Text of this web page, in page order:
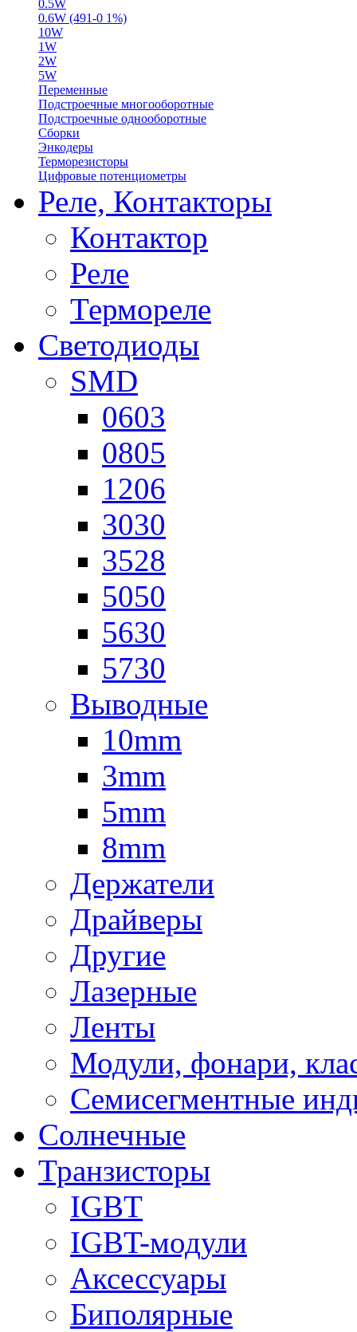
0.5W
0.6W (491-0 1%)
10W
1W
2W
5W
Переменные
Подстроечные многооборотные
Подстроечные однооборотные
Сборки
Энкодеры
Терморезисторы
Цифровые потенциометры
Реле, Контакторы
Контактор
Реле
Термореле
Светодиоды
SMD
0603
0805
1206
3030
3528
5050
5630
5730
Выводные
10mm
3mm
5mm
8mm
Держатели
Драйверы
Другие
Лазерные
Ленты
Модули, фонари,
Семисегментные
Солнечные
Транзисторы
IGBT
IGBT-модули
Аксессуары
Биполярные